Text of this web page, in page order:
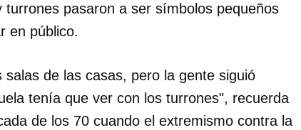
pasaron a ser símbolos pequeños
en público.
de las casas, pero la gente siguió
tenía que ver con los turrones", recuerda
de los 70 cuando el extremismo contra la